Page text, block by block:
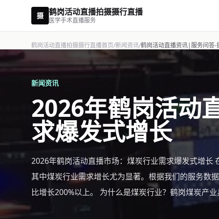
摄 鹤岗活动直播拍摄摄行直播
医学手术直播服务
鹤岗活动直播拍摄摄行直播首页/新闻资讯/鹤岗活动直播资讯|服务问答-
新闻资讯
2026年鹤岗活动
求爆发式增长
2026年鹤岗活动直播市场：煤炭行业需求爆发式增长
其中煤炭行业需求增长尤为显著。根据我们的服务数
比增长200%以上。 为什么是煤炭行业？鹤岗煤炭产